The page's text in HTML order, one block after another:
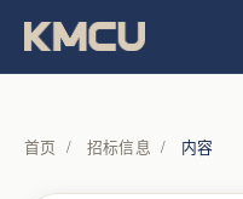
首页 / 招标信息 / 内容